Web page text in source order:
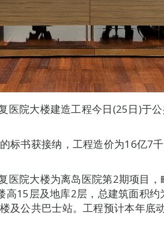
医院大楼建造工程今日(25日)于
标书获接纳，工程造价为16亿7
医院大楼为离岛医院第2期项目
高15层及地库2层，总建筑面积
及公共巴士站。工程预计本年底